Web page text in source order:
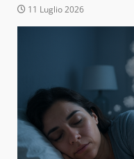
11 Luglio 2026